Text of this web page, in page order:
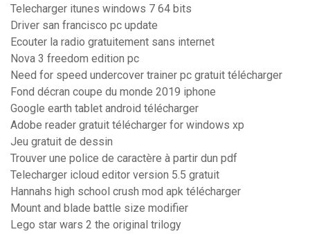
Telecharger itunes windows 7 64 bits
Driver san francisco pc update
Ecouter la radio gratuitement sans internet
Nova 3 freedom edition pc
Need for speed undercover trainer pc gratuit télécharger
Fond décran coupe du monde 2019 iphone
Google earth tablet android télécharger
Adobe reader gratuit télécharger for windows xp
Jeu gratuit de dessin
Trouver une police de caractère à partir dun pdf
Telecharger icloud editor version 5.5 gratuit
Hannahs high school crush mod apk télécharger
Mount and blade battle size modifier
Lego star wars 2 the original trilogy